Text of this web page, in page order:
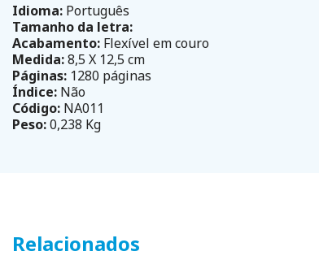
Idioma: Português
Tamanho da letra:
Acabamento: Flexível em couro
Medida:8,5 X 12,5 cm
Páginas: 1280 páginas
Índice: Não
Código: NA011
Peso:0,238 Kg
Relacionados